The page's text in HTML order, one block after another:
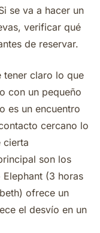
se va a hacer un
verificar qué
de reservar.
claro lo que
con un pequeño
es un encuentro
cercano lo
cierta
son los
(3 horas
ofrece un
el desvío en un